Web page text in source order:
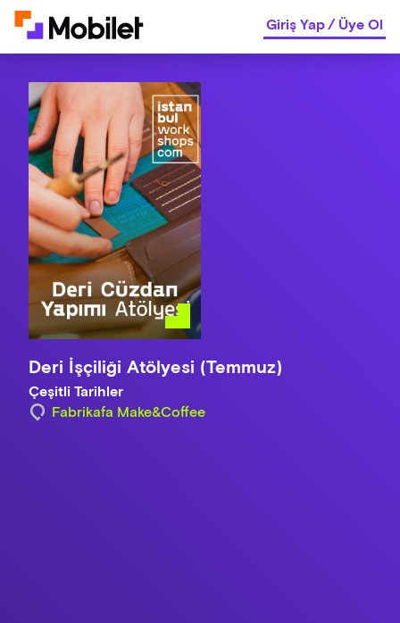
Giriş Yap/Üye Ol
Deri İşçiliği Atölyesi (Temmuz)
Çeşitli Tarihler
Fabrikafa Make&Coffee